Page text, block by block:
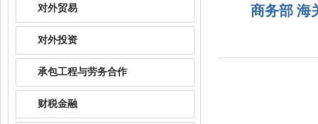
对外贸易
对外投资
承包工程与劳务合作
财税金融
商务部 海